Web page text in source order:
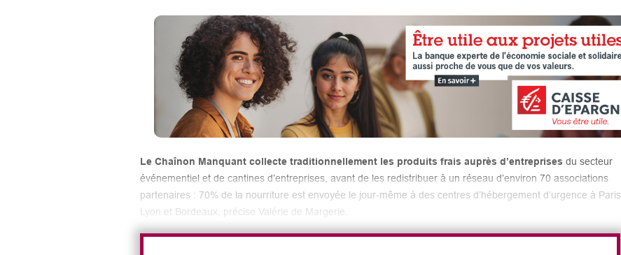
Le Chaînon Manquant collecte traditionnellement les produits frais auprès d’entreprises du secteur
événementiel et de cantines d’entreprises, avant de les redistribuer à un réseau d’environ 70 associations
partenaires : 70% de la nourriture est envoyée le jour-même à des centres d’hébergement d’urgence à Paris,
Lyon et Bordeaux, précise Valérie de Margerie.
Quant aux perspectives d’avenir, l’association travaille à long termeet anticipe déjà les Jeux